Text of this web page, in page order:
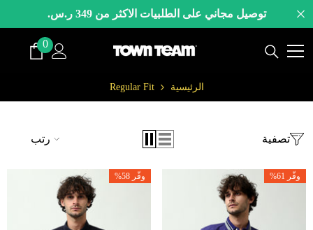
الانتقال إلى المحتوىتوصيل مجاني على الطلبيات الاكثر من 349 ر.س.
0
0
صنف
الرئيسية Regular Fit
تصفية رتب
وفّر 61% وفّر 58%